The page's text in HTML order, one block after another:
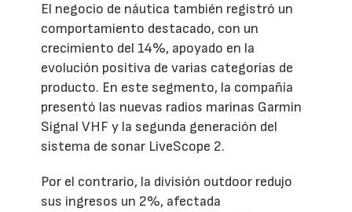
El negocio de náutica también registró un
comportamiento destacado, con un
crecimiento del 14%, apoyado en la
evolución positiva de varias categorías de
producto. En este segmento, la compañía
presentó las nuevas radios marinas Garmin
Signal VHF y la segunda generación del
sistema de sonar LiveScope 2.
Por el contrario, la división outdoor redujo
sus ingresos un 2%, afectada